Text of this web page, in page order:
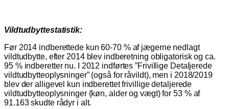
Vildtudbyttestatistik:
Før 2014 indberettede kun 60-70 % af jægerne nedlagt
vildtudbytte, efter 2014 blev indberetning obligatorisk og ca.
95 % indberetter nu. I 2012 indførtes ”Frivillige Detaljerede
vildtudbytteoplysninger” (også for råvildt), men i 2018/2019
blev der alligevel kun indberettet frivillige detaljerede
vildtudbytteoplysninger (køn, alder og vægt) for 53 % af
91.163 skudte rådyr i alt.